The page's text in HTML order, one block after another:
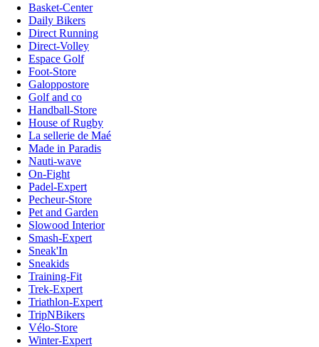
Basket-Center
Daily Bikers
Direct Running
Direct-Volley
Espace Golf
Foot-Store
Galoppostore
Golf and co
Handball-Store
House of Rugby
La sellerie de Maé
Made in Paradis
Nauti-wave
On-Fight
Padel-Expert
Pecheur-Store
Pet and Garden
Slowood Interior
Smash-Expert
Sneak'In
Sneakids
Training-Fit
Trek-Expert
Triathlon-Expert
TripNBikers
Vélo-Store
Winter-Expert